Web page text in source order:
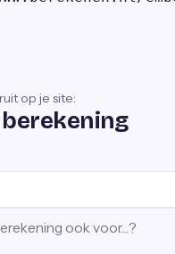
op je site: